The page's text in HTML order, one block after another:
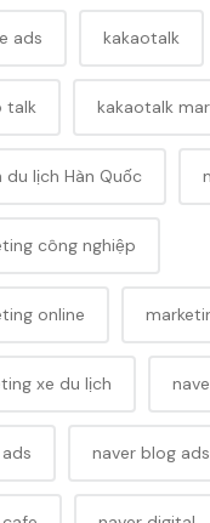
ads kakaotalk
talk kakaotalk
du lịch Hàn Quốc
công nghiệp
online
xe du lịch
naver blog ads